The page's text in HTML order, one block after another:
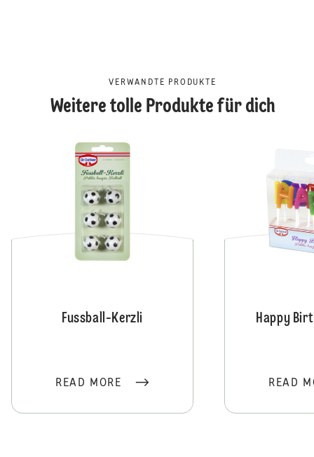
VERWANDTE PRODUKTE
Weitere tolle Produkte für dich
Fussball-Kerzli
READ MORE
Happy
READ